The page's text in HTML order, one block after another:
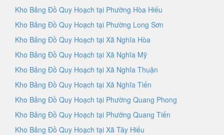
Kho Bảng Đồ Quy Hoạch tại Phường Hòa Hiếu
Kho Bảng Đồ Quy Hoạch tại Phường Long Sơn
Kho Bảng Đồ Quy Hoạch tại Xã Nghĩa Hòa
Kho Bảng Đồ Quy Hoạch tại Xã Nghĩa Mỹ
Kho Bảng Đồ Quy Hoạch tại Xã Nghĩa Thuận
Kho Bảng Đồ Quy Hoạch tại Xã Nghĩa Tiến
Kho Bảng Đồ Quy Hoạch tại Phường Quang Phong
Kho Bảng Đồ Quy Hoạch tại Phường Quang Tiến
Kho Bảng Đồ Quy Hoạch tại Xã Tây Hiếu